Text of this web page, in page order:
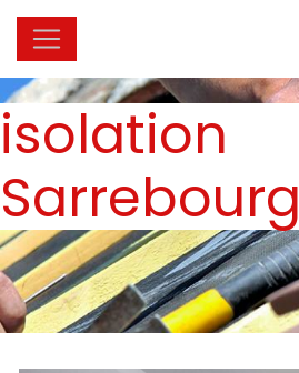
isolation
Sarrebourg
Panneau de gestion des cookies